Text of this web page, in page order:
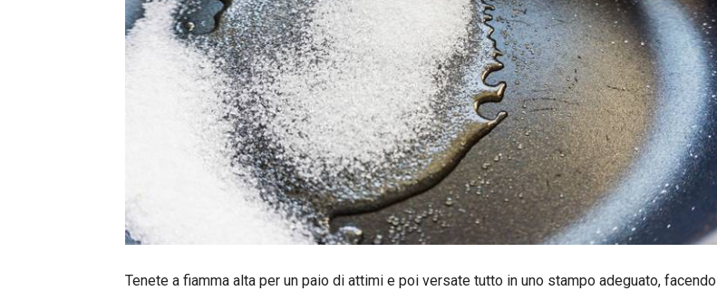
Tenete a fiamma alta per un paio di attimi e poi versate tutto in uno stampo adeguato, facendo